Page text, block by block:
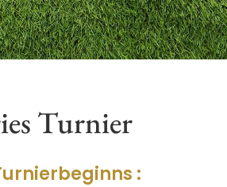
Turnier
: